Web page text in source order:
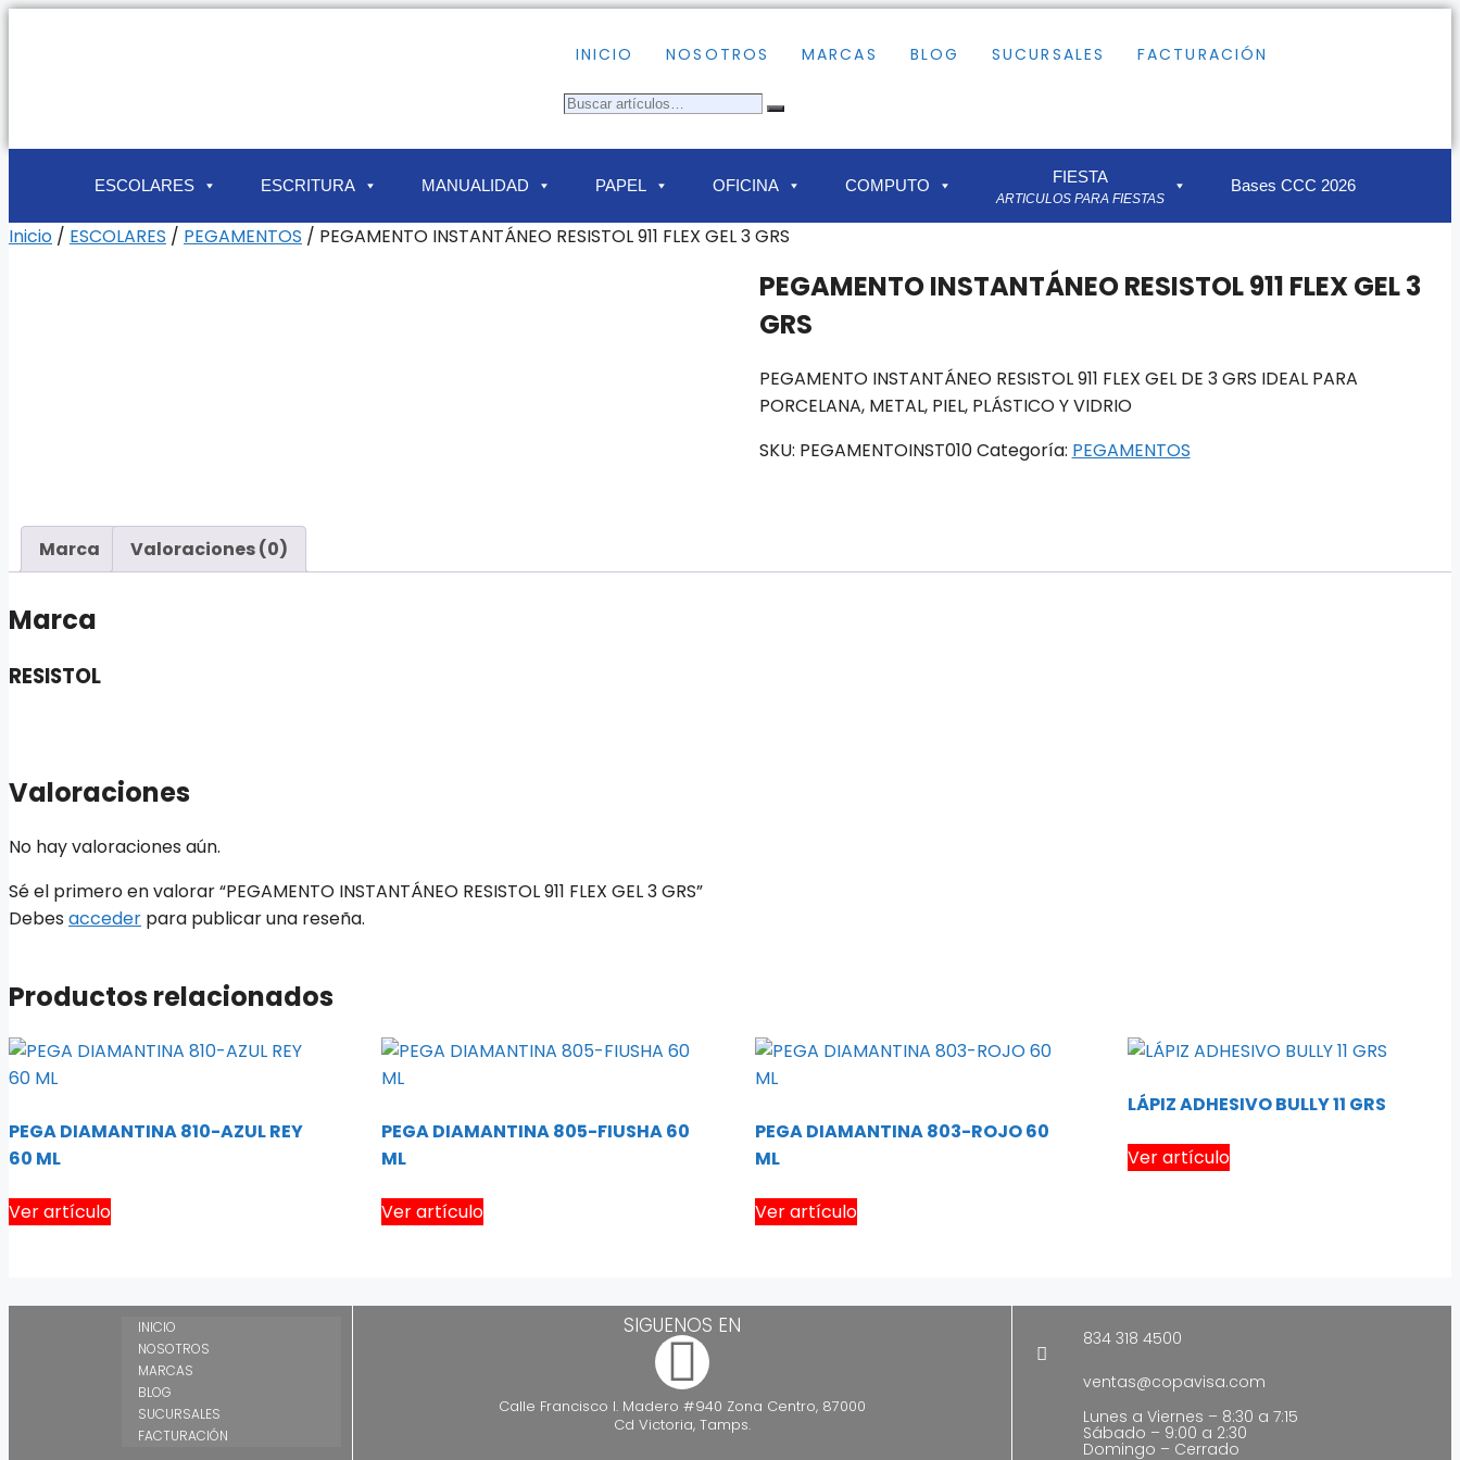
INICIO NOSOTROS MARCAS BLOG SUCURSALES FACTURACIÓN
ESCOLARES ESCRITURA MANUALIDAD PAPEL OFICINA COMPUTO FIESTA
ARTICULOS PARA FIESTAS
Bases CCC 2026
Inicio / ESCOLARES / PEGAMENTOS / PEGAMENTO INSTANTÁNEO RESISTOL 911 FLEX GEL 3 GRS
PEGAMENTO INSTANTÁNEO RESISTOL 911 FLEX GEL 3
GRS
PEGAMENTO INSTANTÁNEO RESISTOL 911 FLEX GEL DE 3 GRS IDEAL PARA
PORCELANA, METAL, PIEL, PLÁSTICO Y VIDRIO
SKU: PEGAMENTOINST010Categoría: PEGAMENTOS
Marca Valoraciones (0)
Marca
RESISTOL
Valoraciones
No hay valoraciones aún.
Sé el primero en valorar “PEGAMENTO INSTANTÁNEO RESISTOL 911 FLEX GEL 3 GRS”
Debes acceder para publicar una reseña.
Productos relacionados
PEGA DIAMANTINA 810-AZUL REY
60 ML
Ver artículo
PEGA DIAMANTINA 805-FIUSHA 60
ML
Ver artículo
PEGA DIAMANTINA 803-ROJO 60
ML
Ver artículo
LÁPIZ ADHESIVO BULLY 11 GRS
Ver artículo
INICIO
NOSOTROS
MARCAS
BLOG
SUCURSALES
FACTURACIÓN
SIGUENOS EN
Calle Francisco I. Madero #940 Zona Centro, 87000
Cd Victoria, Tamps.
834 318 4500
ventas@copavisa.com
Lunes a Viernes – 8:30 a 7:15
Sábado – 9:00 a 2:30
Domingo – Cerrado